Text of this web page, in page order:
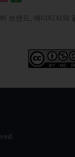
브랜드, 에디티지